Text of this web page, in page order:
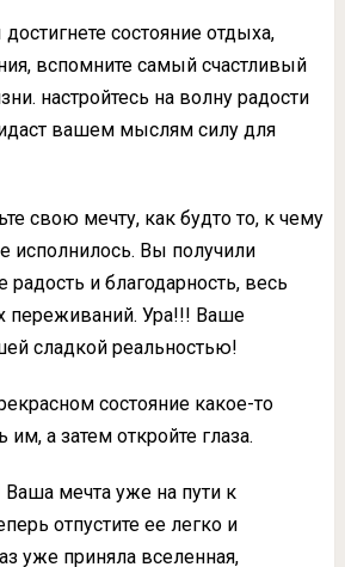
состояние отдыха,
вспомните самый счастливый
настройтесь на волну радости
вашем мыслям силу для
свою мечту, как будто то, к чему
исполнилось. Вы получили
и благодарность, весь
переживаний. Ура!!! Ваше
сладкой реальностью!
состояние какое-то
им, а затем откройте глаза.
мечта уже на пути к
отпустите ее легко и
уже приняла вселенная,